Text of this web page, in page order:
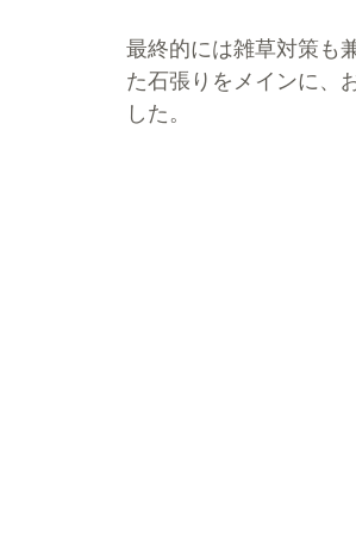
最終的には雑草対策も
た石張りをメインに、
した。